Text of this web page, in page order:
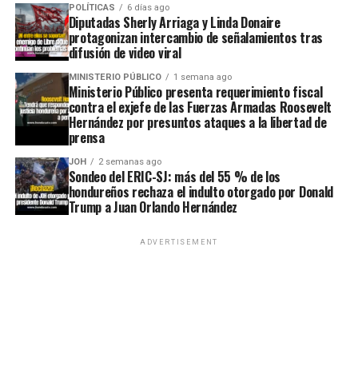
POLÍTICAS 6 días ago
Diputadas Sherly Arriaga y Linda Donaire
protagonizan intercambio de señalamientos tras
difusión de video viral
MINISTERIO PÚBLICO 1 semana ago
Ministerio Público presenta requerimiento fiscal
contra el exjefe de las Fuerzas Armadas Roosevelt
Hernández por presuntos ataques a la libertad de
prensa
JOH 2 semanas ago
Sondeo del ERIC-SJ: más del 55 % de los
hondureños rechaza el indulto otorgado por Donald
Trump a Juan Orlando Hernández
ADVERTISEMENT